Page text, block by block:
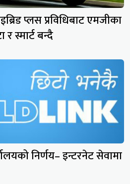
प्लस प्रविधिबाट एमजीका
स्मार्ट बन्दै
निर्णय– इन्टरनेट सेवामा